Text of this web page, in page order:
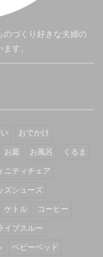
づくり好きな夫婦の
す。
おでかけ
お庭 お風呂
くるま
ニティチェア
ズシューズ
ケトル
コーヒー
イブスルー
ベビーベッド